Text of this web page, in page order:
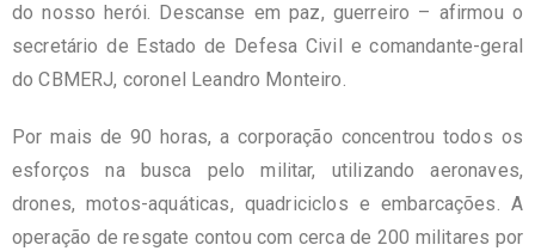
do nosso herói. Descanse em paz, guerreiro – afirmou o
secretário de Estado de Defesa Civil e comandante-geral
do CBMERJ, coronel Leandro Monteiro.
Por mais de 90 horas, a corporação concentrou todos os
esforços na busca pelo militar, utilizando aeronaves,
drones, motos-aquáticas, quadriciclos e embarcações. A
operação de resgate contou com cerca de 200 militares por